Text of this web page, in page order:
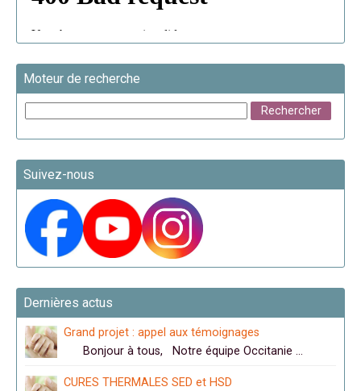
Moteur de recherche
Suivez-nous
Dernières actus
Grand projet : appel aux témoignages
Bonjour à tous, Notre équipe Occitanie …
CURES THERMALES SED et HSD